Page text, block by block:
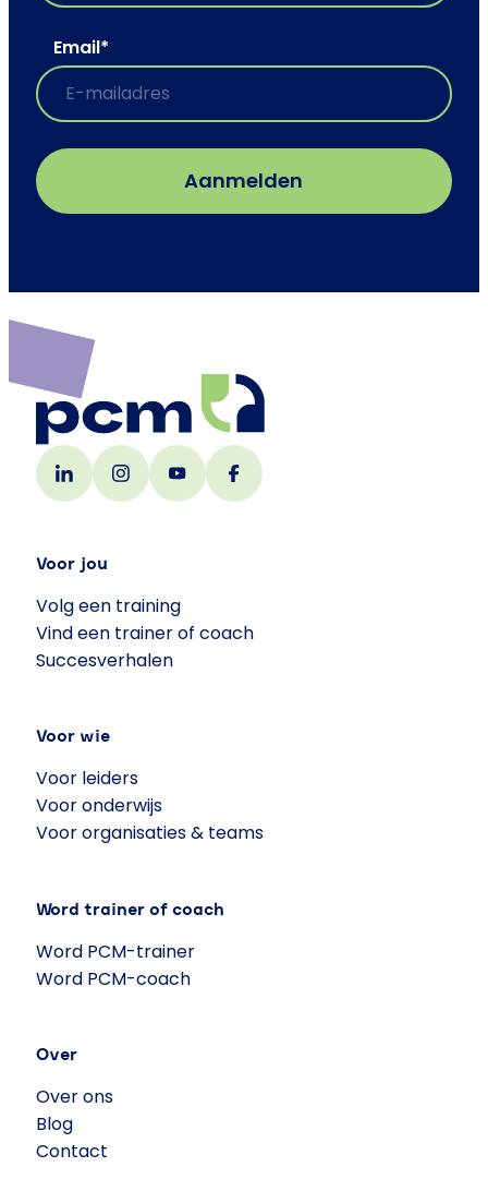
Email*
Voor jou
Volg een training
Vind een trainer of coach
Succesverhalen
Voor wie
Voor leiders
Voor onderwijs
Voor organisaties & teams
Word trainer of coach
Word PCM-trainer
Word PCM-coach
Over
Over ons
Blog
Contact